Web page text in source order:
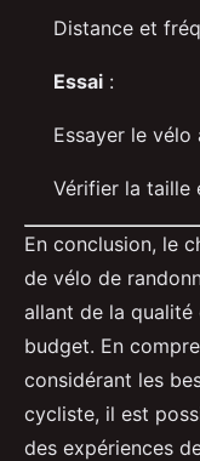
Distance et
Essai :
Essayer le vélo
Vérifier la taille
En conclusion, le
de vélo de
allant de la qualité
budget. En
considérant les
cycliste, il est
des expériences